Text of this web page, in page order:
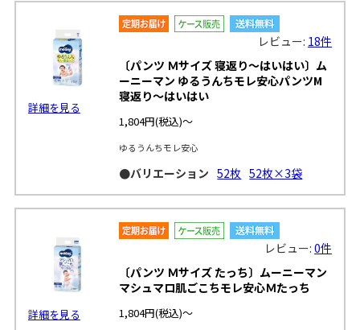
詳細を見る
レビュー: 18件
〔パンツ Ｍサイズ 寝返り～はいはい〕ム
ーニーマン ゆるうんちモレ安心パンツM
寝返り～はいはい
1,804円(税込)～
ゆるうんちモレ安心
●バリエーション 52枚 52枚×3袋
詳細を見る
レビュー:0件
〔パンツ Ｍサイズ たっち〕ムーニーマン
マシュマロ肌ごこちモレ安心Ｍたっち
1,804円(税込)～